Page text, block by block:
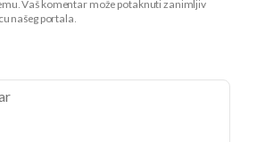
Vaš komentar može potaknuti zanimljiv
našeg portala.